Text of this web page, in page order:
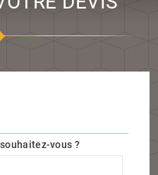
vous ?
vous ?